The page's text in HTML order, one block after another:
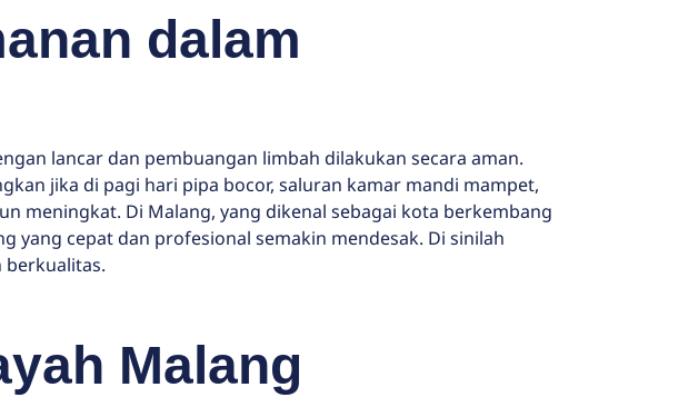
dalam
lancar dan pembuangan limbah dilakukan secara aman.
jika di pagi hari pipa bocor, saluran kamar mandi mampet,
meningkat. Di Malang, yang dikenal sebagai kota berkembang
yang cepat dan profesional semakin mendesak. Di sinilah
berkualitas.
Malang